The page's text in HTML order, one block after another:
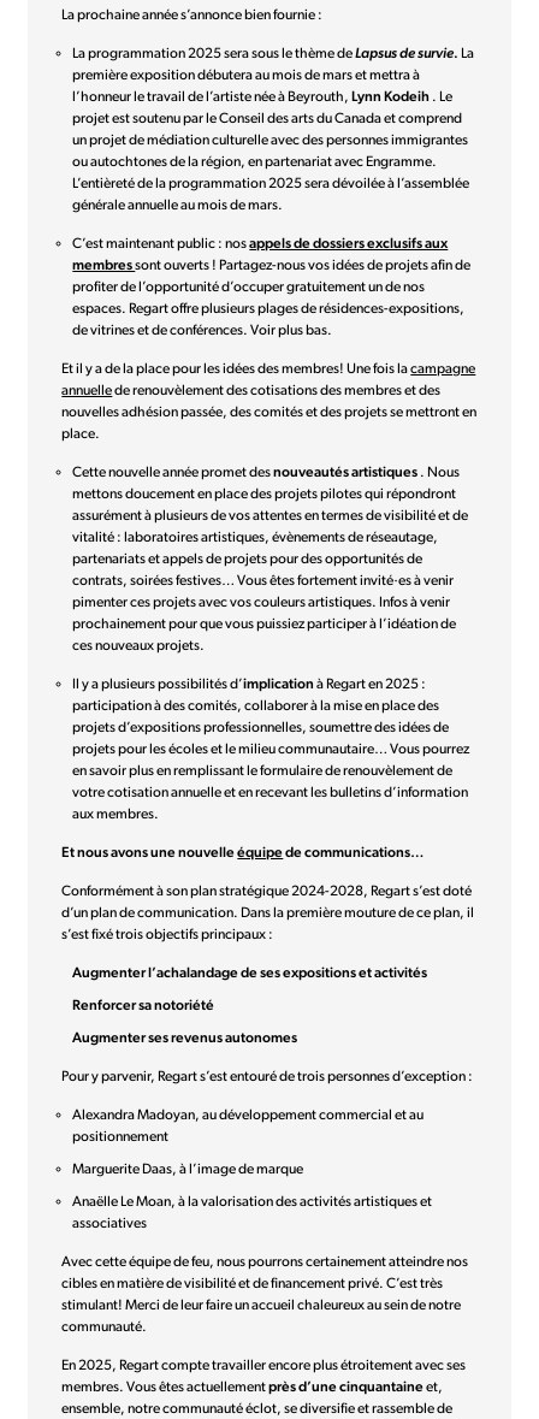
La prochaine année s’annonce bien fournie :
La programmation 2025 sera sous le thème deLapsus de survie. La
première exposition débutera au mois de mars et mettra à
l’honneur le travail de l’artiste née à Beyrouth, Lynn Kodeih . Le
projet est soutenu par le Conseil des arts du Canada et comprend
un projet de médiation culturelle avec des personnes immigrantes
ou autochtones de la région, en partenariat avec Engramme.
L’entièreté de la programmation 2025 sera dévoilée à l’assemblée
générale annuelle au mois de mars.
C’est maintenant public : nosappels de dossiers exclusifs aux
membressont ouverts ! Partagez-nous vos idées de projets afin de
profiter de l’opportunité d’occuper gratuitement un de nos
espaces. Regart offre plusieurs plages de résidences-expositions,
de vitrines et de conférences. Voir plus bas.
Et il y a de la place pour les idées des membres! Une fois lacampagne
annuellede renouvèlement des cotisations des membres et des
nouvelles adhésion passée, des comités et des projets se mettront en
place.
Cette nouvelle année promet desnouveautés artistiques . Nous
mettons doucement en place des projets pilotes qui répondront
assurément à plusieurs de vos attentes en termes de visibilité et de
vitalité : laboratoires artistiques, évènements de réseautage,
partenariats et appels de projets pour des opportunités de
contrats, soirées festives… Vous êtes fortement invité·es à venir
pimenter ces projets avec vos couleurs artistiques. Infos à venir
prochainement pour que vous puissiez participer à l’idéation de
ces nouveaux projets.
Il y a plusieurs possibilités d’implication à Regart en 2025 :
participation à des comités, collaborer à la mise en place des
projets d’expositions professionnelles, soumettre des idées de
projets pour les écoles et le milieu communautaire… Vous pourrez
en savoir plus en remplissant le formulaire de renouvèlement de
votre cotisation annuelle et en recevant les bulletins d’information
aux membres.
Et nous avons une nouvelleéquipede communications…
Conformément à son plan stratégique 2024-2028, Regart s’est doté
d’un plan de communication. Dans la première mouture de ce plan, il
s’est fixé trois objectifs principaux :
Augmenter l’achalandage de ses expositions et activités
Renforcer sa notoriété
Augmenter ses revenus autonomes
Pour y parvenir, Regart s’est entouré de trois personnes d’exception :
Alexandra Madoyan, au développement commercial et au
positionnement
Marguerite Daas, à l’image de marque
Anaëlle Le Moan, à la valorisation des activités artistiques et
associatives
Avec cette équipe de feu, nous pourrons certainement atteindre nos
cibles en matière de visibilité et de financement privé. C’est très
stimulant! Merci de leur faire un accueil chaleureux au sein de notre
communauté.
En 2025, Regart compte travailler encore plus étroitement avec ses
membres. Vous êtes actuellementprès d’une cinquantaineet,
ensemble, notre communauté éclot, se diversifie et rassemble de